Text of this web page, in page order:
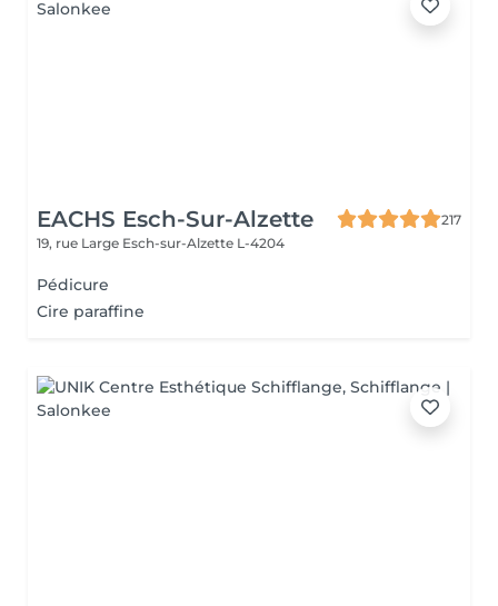
EACHS Esch-Sur-Alzette
217
19, rue Large Esch-sur-Alzette L-4204
Pédicure
Cire paraffine